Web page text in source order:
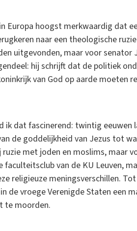
Europa hoogst merkwaardig dat
naar een theologische
uitgevonden, maar voor senator
hij schrijft dat de politiek
van God op aarde moeten
ik dat fascinerend: twintig eeuwen
de goddelijkheid van Jezus tot
met joden en moslims, maar
faculteitsclub van de KU Leuven,
religieuze meningsverschillen.
de vroege Verenigde Staten een
te moorden.